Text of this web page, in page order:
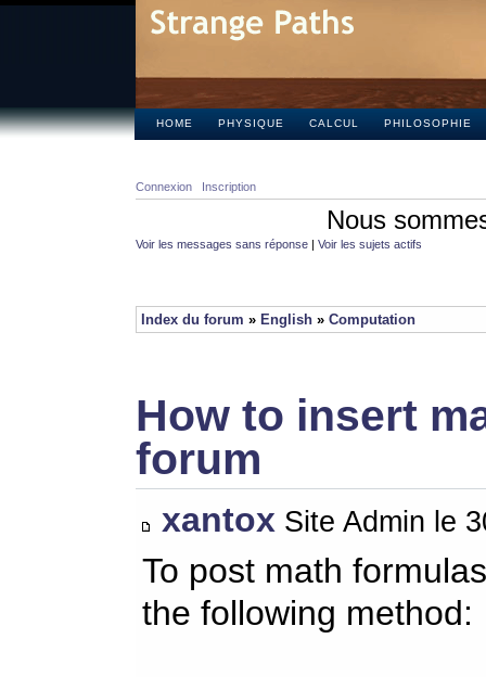
HOME PHYSIQUE CALCUL PHILOSOPHIE
Connexion Inscription
Nous
Voir les messages sans réponse | Voir les sujets actifs
Index du forum » English » Computation
How to insert
forum
xantox Site Admin le
To post math
the following method: